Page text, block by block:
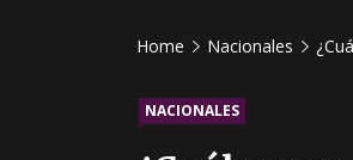
Home Nacionales
NACIONALES